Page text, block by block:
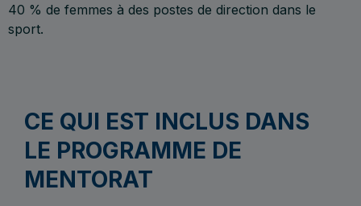
40 % de femmes à des postes de direction dans le
sport.
CE QUI EST INCLUS DANS
LE PROGRAMME DE
MENTORAT